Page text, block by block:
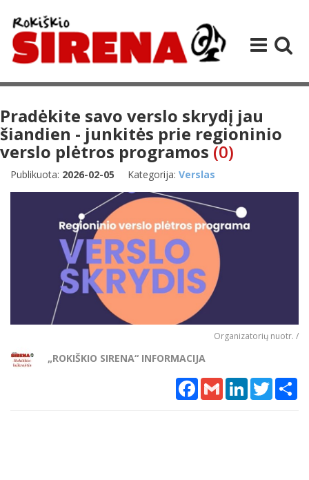
Pradėkite savo verslo skrydį jau
šiandien - junkitės prie regioninio
verslo plėtros programos (0)
Publikuota: 2026-02-05 Kategorija: Verslas
Organizatorių nuotr. /
„ROKIŠKIO SIRENA“ INFORMACIJA
Facebook
Gmail LinkedInTwitter